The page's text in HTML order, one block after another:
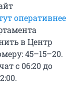
оперативнее
в Центр
45–15–20.
с 06:20 до